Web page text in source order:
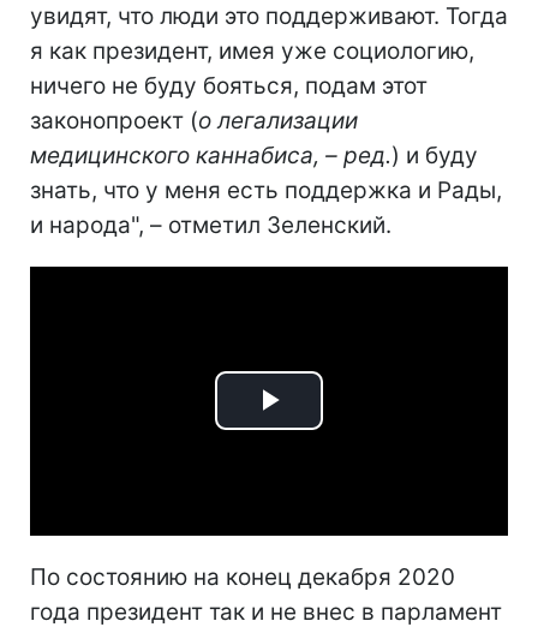
увидят, что люди это поддерживают. Тогда
я как президент, имея уже социологию,
ничего не буду бояться, подам этот
законопроект (о легализации
медицинского каннабиса, – ред.) и буду
знать, что у меня есть поддержка и Рады,
и народа", – отметил Зеленский.
Play
По состоянию на конец декабря 2020
года президент так и не внес в парламент